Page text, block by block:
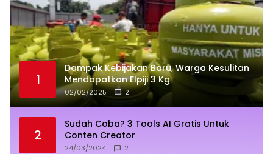
1
Dampak Kebijakan Baru, Warga Kesulitan
Mendapatkan Elpiji 3 Kg
02/02/2025 2
2
Sudah Coba? 3 Tools AI Gratis Untuk
Conten Creator
24/03/2024 2